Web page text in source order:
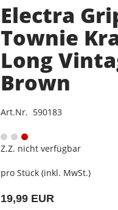
Electra
Townie
Long
Brown
Art.Nr. 590183
Z.Z. nicht verfügbar
pro Stück (inkl. MwSt.)
19,99 EUR